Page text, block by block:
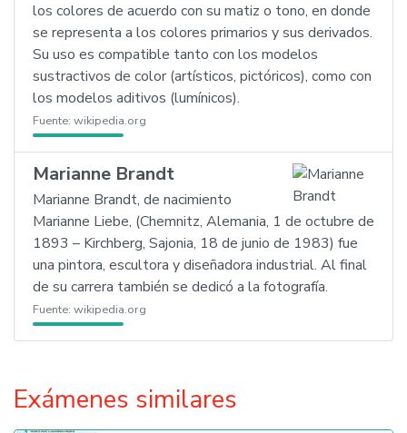
los colores de acuerdo con su matiz o tono, en donde
se representa a los colores primarios y sus derivados.
Su uso es compatible tanto con los modelos
sustractivos de color (artísticos, pictóricos), como con
los modelos aditivos (lumínicos).
Fuente: wikipedia.org
Marianne Brandt
Marianne Brandt, de nacimiento
Marianne Liebe, (Chemnitz, Alemania, 1 de octubre de
1893 – Kirchberg, Sajonia, 18 de junio de 1983) fue
una pintora, escultora y diseñadora industrial. Al final
de su carrera también se dedicó a la fotografía.
Fuente: wikipedia.org
Exámenes similares